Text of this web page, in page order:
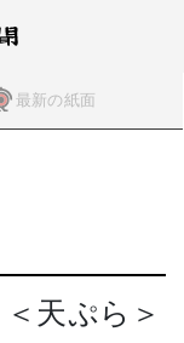
最新の紙面
天ぷら＞